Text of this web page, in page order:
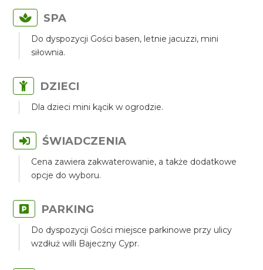
SPA
Do dyspozycji Gości basen, letnie jacuzzi, mini
siłownia.
DZIECI
Dla dzieci mini kącik w ogrodzie.
ŚWIADCZENIA
Cena zawiera zakwaterowanie, a także dodatkowe
opcje do wyboru.
PARKING
Do dyspozycji Gości miejsce parkinowe przy ulicy
wzdłuż willi Bajeczny Cypr.